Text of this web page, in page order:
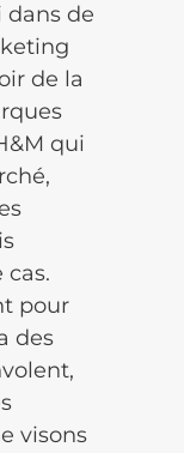
de
de la
qui
cas.
pour
des
visons